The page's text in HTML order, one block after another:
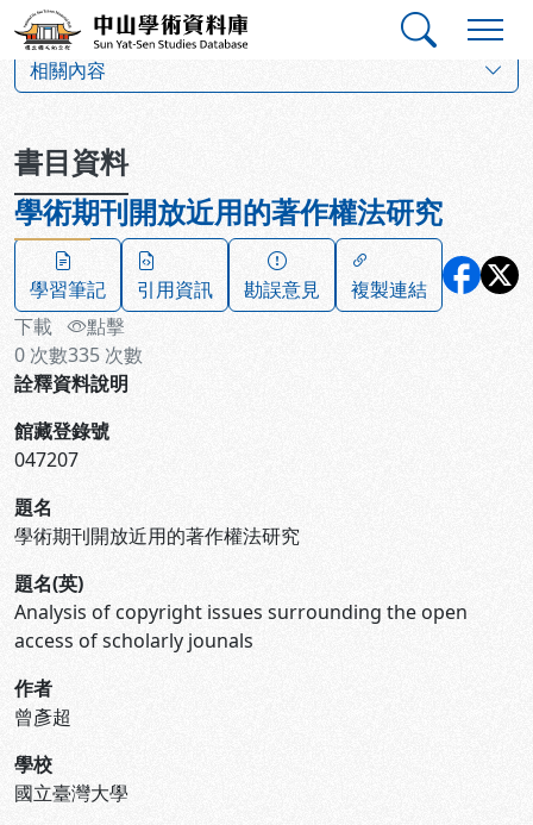
跳到主要內容
中山學術資料庫
相關內容
書目資料
學術期刊開放近用的著作權法研究
學習筆記 引用資訊 勘誤意見
複製連結
下載
0 次數
點擊
335 次數
詮釋資料說明
館藏登錄號
047207
題名
學術期刊開放近用的著作權法研究
題名(英)
Analysis of copyright issues surrounding the open
access of scholarly jounals
作者
曾彥超
學校
國立臺灣大學